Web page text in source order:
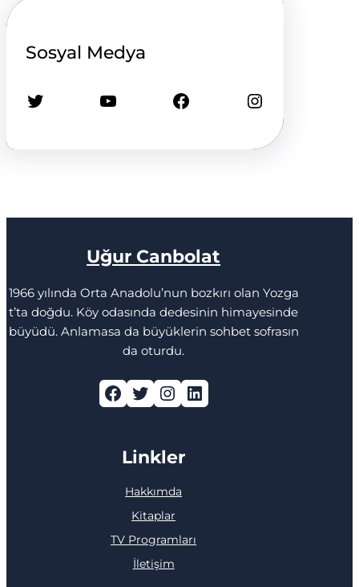
Sosyal Medya
Twitter YouTube Facebook Instagram
Uğur Canbolat
1966 yılında Orta Anadolu’nun bozkırı olan Yozga
t’ta doğdu. Köy odasında dedesinin himayesinde
büyüdü. Anlamasa da büyüklerin sohbet sofrasın
da oturdu.
Facebook Twitter Instagram LinkedIn
Linkler
Hakkımda
Kitaplar
TV Programları
İletişim